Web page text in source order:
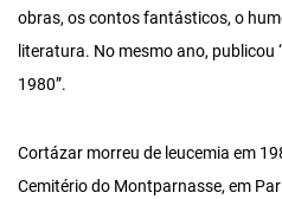
obras, os contos fantásticos, o
literatura. No mesmo ano, publicou
1980”.
Cortázar morreu de leucemia em
Cemitério do Montparnasse, em